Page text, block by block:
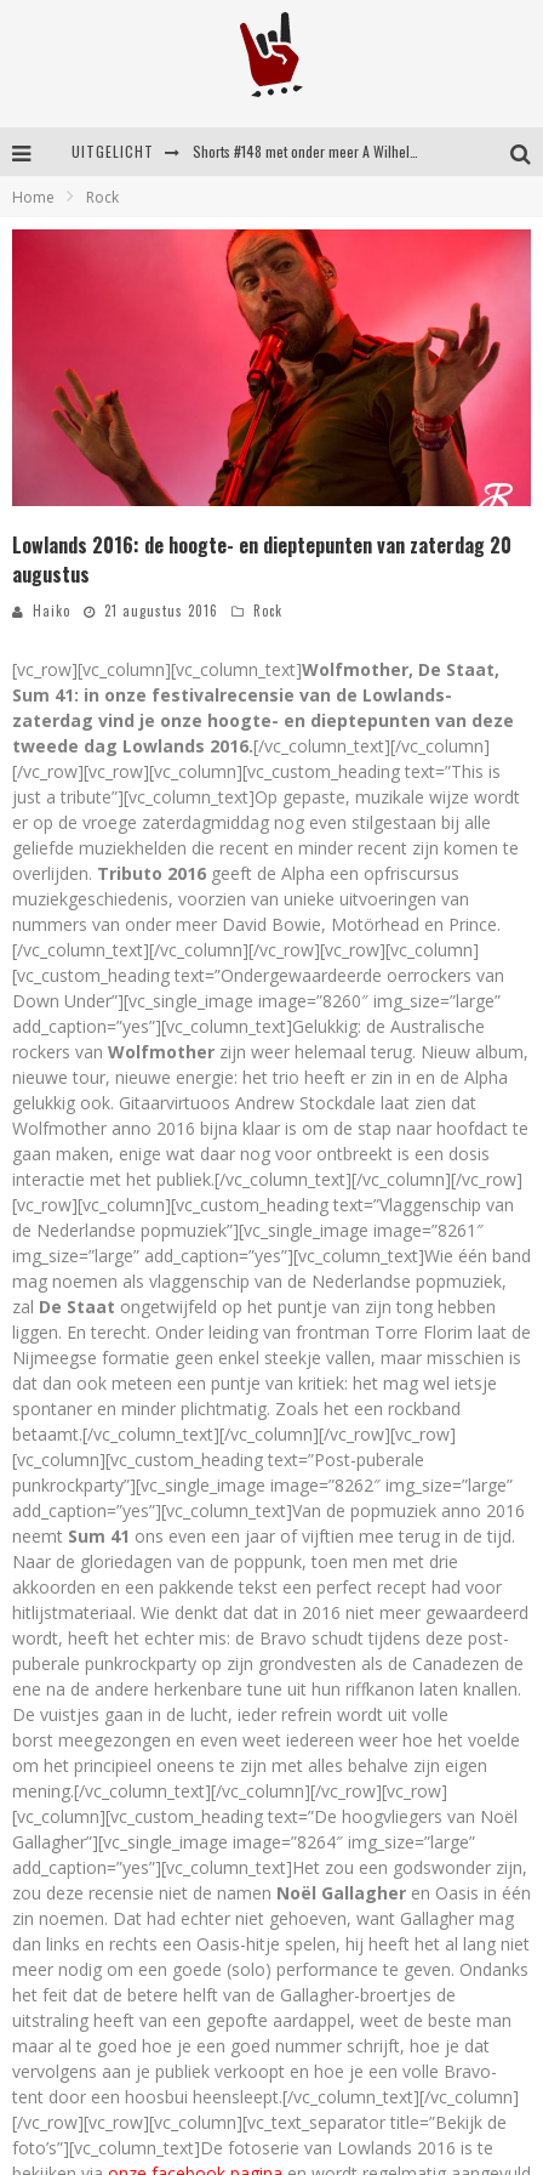
UITGELICHT
Home Rock
Lowlands 2016: de hoogte- en dieptepunten van zaterdag 20
augustus
Haiko 21 augustus 2016 Rock
[vc_row][vc_column][vc_column_text]Wolfmother, De Staat,
Sum 41: in onze festivalrecensie van de Lowlands-
zaterdag vind je onze hoogte- en dieptepunten van deze
tweede dag Lowlands 2016.[/vc_column_text][/vc_column]
[/vc_row][vc_row][vc_column][vc_custom_heading text=”This is
just a tribute”][vc_column_text]Op gepaste, muzikale wijze wordt
er op de vroege zaterdagmiddag nog even stilgestaan bij alle
geliefde muziekhelden die recent en minder recent zijn komen te
overlijden. Tributo 2016 geeft de Alpha een opfriscursus
muziekgeschiedenis, voorzien van unieke uitvoeringen van
nummers van onder meer David Bowie, Motörhead en Prince.
[/vc_column_text][/vc_column][/vc_row][vc_row][vc_column]
[vc_custom_heading text=”Ondergewaardeerde oerrockers van
Down Under”][vc_single_image image=”8260″ img_size=”large”
add_caption=”yes”][vc_column_text]Gelukkig: de Australische
rockers van Wolfmother zijn weer helemaal terug. Nieuw album,
nieuwe tour, nieuwe energie: het trio heeft er zin in en de Alpha
gelukkig ook. Gitaarvirtuoos Andrew Stockdale laat zien dat
Wolfmother anno 2016 bijna klaar is om de stap naar hoofdact te
gaan maken, enige wat daar nog voor ontbreekt is een dosis
interactie met het publiek.[/vc_column_text][/vc_column][/vc_row]
[vc_row][vc_column][vc_custom_heading text=”Vlaggenschip van
de Nederlandse popmuziek”][vc_single_image image=”8261″
img_size=”large” add_caption=”yes”][vc_column_text]Wie één band
mag noemen als vlaggenschip van de Nederlandse popmuziek,
zal De Staat ongetwijfeld op het puntje van zijn tong hebben
liggen. En terecht. Onder leiding van frontman Torre Florim laat de
Nijmeegse formatie geen enkel steekje vallen, maar misschien is
dat dan ook meteen een puntje van kritiek: het mag wel ietsje
spontaner en minder plichtmatig. Zoals het een rockband
betaamt.[/vc_column_text][/vc_column][/vc_row][vc_row]
[vc_column][vc_custom_heading text=”Post-puberale
punkrockparty”][vc_single_image image=”8262″ img_size=”large”
add_caption=”yes”][vc_column_text]Van de popmuziek anno 2016
neemt Sum 41 ons even een jaar of vijftien mee terug in de tijd.
Naar de gloriedagen van de poppunk, toen men met drie
akkoorden en een pakkende tekst een perfect recept had voor
hitlijstmateriaal. Wie denkt dat dat in 2016 niet meer gewaardeerd
wordt, heeft het echter mis: de Bravo schudt tijdens deze post-
puberale punkrockparty op zijn grondvesten als de Canadezen de
ene na de andere herkenbare tune uit hun riffkanon laten knallen.
De vuistjes gaan in de lucht, ieder refrein wordt uit volle
borst meegezongen en even weet iedereen weer hoe het voelde
om het principieel oneens te zijn met alles behalve zijn eigen
mening.[/vc_column_text][/vc_column][/vc_row][vc_row]
[vc_column][vc_custom_heading text=”De hoogvliegers van Noël
Gallagher”][vc_single_image image=”8264″ img_size=”large”
add_caption=”yes”][vc_column_text]Het zou een godswonder zijn,
zou deze recensie niet de namen Noël Gallagher en Oasis in één
zin noemen. Dat had echter niet gehoeven, want Gallagher mag
dan links en rechts een Oasis-hitje spelen, hij heeft het al lang niet
meer nodig om een goede (solo) performance te geven. Ondanks
het feit dat de betere helft van de Gallagher-broertjes de
uitstraling heeft van een gepofte aardappel, weet de beste man
maar al te goed hoe je een goed nummer schrijft, hoe je dat
vervolgens aan je publiek verkoopt en hoe je een volle Bravo-
tent door een hoosbui heensleept.[/vc_column_text][/vc_column]
[/vc_row][vc_row][vc_column][vc_text_separator title=”Bekijk de
foto’s”][vc_column_text]De fotoserie van Lowlands 2016 is te